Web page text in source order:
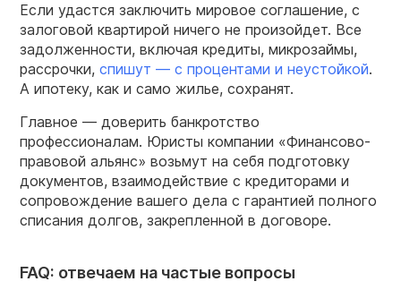
Если удастся заключить мировое соглашение, с
залоговой квартирой ничего не произойдет. Все
задолженности, включая кредиты, микрозаймы,
рассрочки, спишут — с процентами и неустойкой.
А ипотеку, как и само жилье, сохранят.
Главное — доверить банкротство
профессионалам. Юристы компании «Финансово-
правовой альянс» возьмут на себя подготовку
документов, взаимодействие с кредиторами и
сопровождение вашего дела с гарантией полного
списания долгов, закрепленной в договоре.
FAQ: отвечаем на частые вопросы